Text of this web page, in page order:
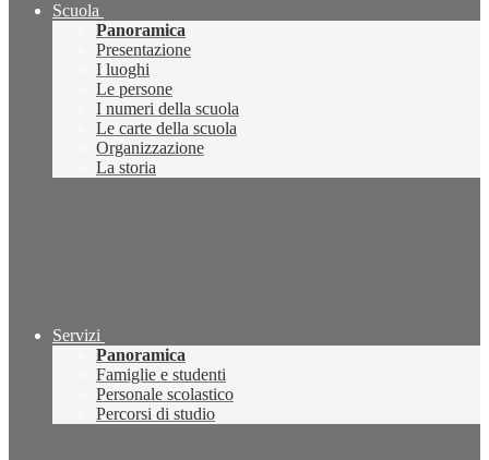
Scuola
Panoramica
Presentazione
I luoghi
Le persone
I numeri della scuola
Le carte della scuola
Organizzazione
La storia
Servizi
Panoramica
Famiglie e studenti
Personale scolastico
Percorsi di studio